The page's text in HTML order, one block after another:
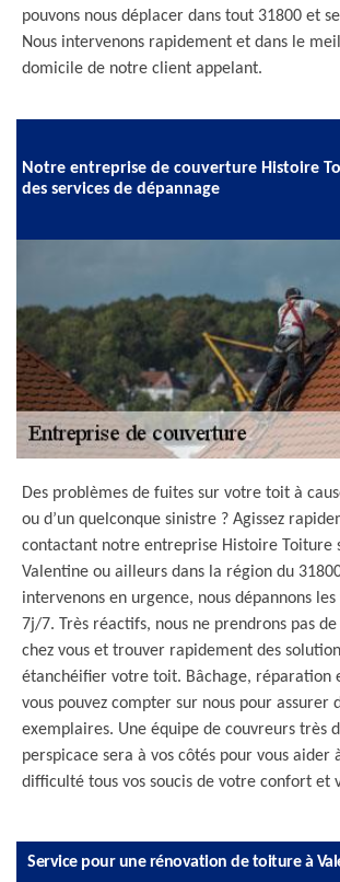
pouvons nous déplacer dans tout 31800 et
Nous intervenons rapidement et dans le
domicile de notre client appelant.
Notre entreprise de couverture Histoire
des services de dépannage
Des problèmes de fuites sur votre toit à
ou d’un quelconque sinistre ? Agissez
contactant notre entreprise Histoire Toiture
Valentine ou ailleurs dans la région du
intervenons en urgence, nous dépannons
7j/7. Très réactifs, nous ne prendrons pas
chez vous et trouver rapidement des
étanchéifier votre toit. Bâchage, réparation
vous pouvez compter sur nous pour assurer
exemplaires. Une équipe de couvreurs très
perspicace sera à vos côtés pour vous aider
difficulté tous vos soucis de votre confort et
Service pour une rénovation de toiture à